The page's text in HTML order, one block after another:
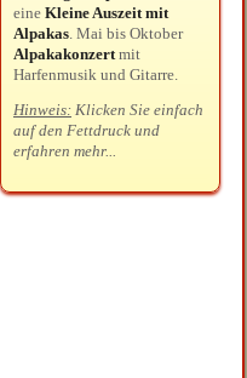
eine Kleine Auszeit mit
Alpakas . Mai bis Oktober
Alpakakonzert mit
Harfenmusik und Gitarre.
Hinweis: Klicken Sie einfach
auf den Fettdruck und
erfahren mehr...